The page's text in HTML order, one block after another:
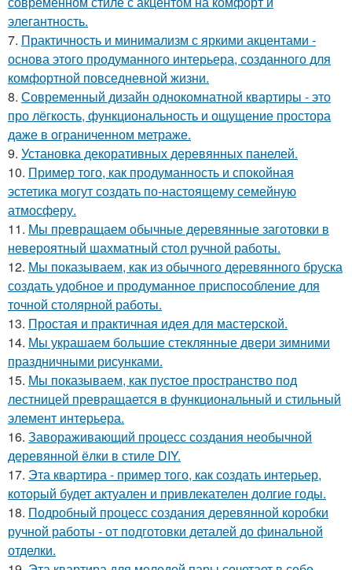
элегантность.
7. Практичность и минимализм с яркими акцентами -
основа этого продуманного интерьера, созданного для
комфортной повседневной жизни.
8. Современный дизайн однокомнатной квартиры - это
про лёгкость, функциональность и ощущение простора
даже в ограниченном метраже.
9. Установка декоративных деревянных панелей.
10. Пример того, как продуманность и спокойная
эстетика могут создать по-настоящему семейную
атмосферу.
11. Мы превращаем обычные деревянные заготовки в
невероятный шахматный стол ручной работы.
12. Мы показываем, как из обычного деревянного бруска
создать удобное и продуманное приспособление для
точной столярной работы.
13. Простая и практичная идея для мастерской.
14. Мы украшаем большие стеклянные двери зимними
праздничными рисунками.
15. Мы показываем, как пустое пространство под
лестницей превращается в функциональный и стильный
элемент интерьера.
16. Завораживающий процесс создания необычной
деревянной ёлки в стиле DIY.
17. Эта квартира - пример того, как создать интерьер,
который будет актуален и привлекателен долгие годы.
18. Подробный процесс создания деревянной коробки
ручной работы - от подготовки деталей до финальной
отделки.